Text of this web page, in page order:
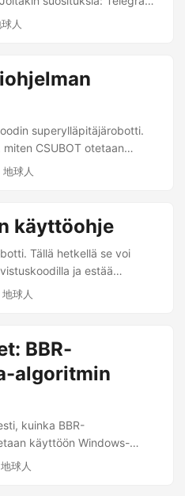
sisältöä. Käyttäjät
kas-sovellusta myyntiin,
Käyttäjät eivät myöskään
tai materiaaleja, jotka
oikeuksia tai sisältävät
kas-sovellus
muokata käyttäjien
...
Voi lähettää yksityisviestejä
pyrkivät käyttäjät ovat
ryhmän jäseniä. Tarkista
kun käytät eri
työkalujen tilin eston. Voi
kun hän käyttää kiinalaisia
tunnettuja AI-
mukaan Telegram
人
superylläpitäjärobotti.
CSUBOT otetaan
dokumentti kokonaan:
地球人
käyttöohje
Tällä hetkellä se voi
ja estää
ryhmäkeskusteluissa.
地球人
BBR-
algoritmin
kuinka BBR-
käyttöön Windows-
mahdolliset ongelmat. BBR
球人